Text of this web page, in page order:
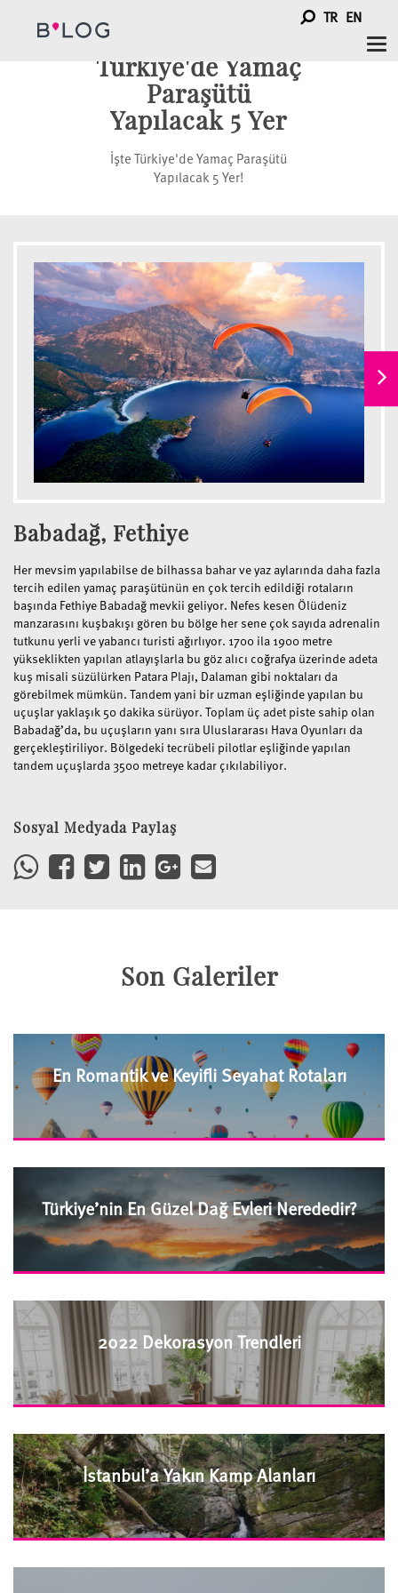
TR EN
Türkiye'de Yamaç
Paraşütü
Yapılacak 5 Yer
İşte Türkiye'de Yamaç Paraşütü
Yapılacak 5 Yer!
Babadağ, Fethiye
Her mevsim yapılabilse de bilhassa bahar ve yaz aylarında daha fazla
tercih edilen yamaç paraşütünün en çok tercih edildiği rotaların
başında Fethiye Babadağ mevkii geliyor. Nefes kesen Ölüdeniz
manzarasını kuşbakışı gören bu bölge her sene çok sayıda adrenalin
tutkunu yerli ve yabancı turisti ağırlıyor. 1700 ila 1900 metre
yükseklikten yapılan atlayışlarla bu göz alıcı coğrafya üzerinde adeta
kuş misali süzülürken Patara Plajı, Dalaman gibi noktaları da
görebilmek mümkün. Tandem yani bir uzman eşliğinde yapılan bu
uçuşlar yaklaşık 50 dakika sürüyor. Toplam üç adet piste sahip olan
Babadağ’da, bu uçuşların yanı sıra Uluslararası Hava Oyunları da
gerçekleştiriliyor. Bölgedeki tecrübeli pilotlar eşliğinde yapılan
tandem uçuşlarda 3500 metreye kadar çıkılabiliyor.
Sosyal Medyada Paylaş
Son Galeriler
En Romantik ve Keyifli Seyahat Rotaları
Türkiye’nin En Güzel Dağ Evleri Nerededir?
2022 Dekorasyon Trendleri
İstanbul’a Yakın Kamp Alanları